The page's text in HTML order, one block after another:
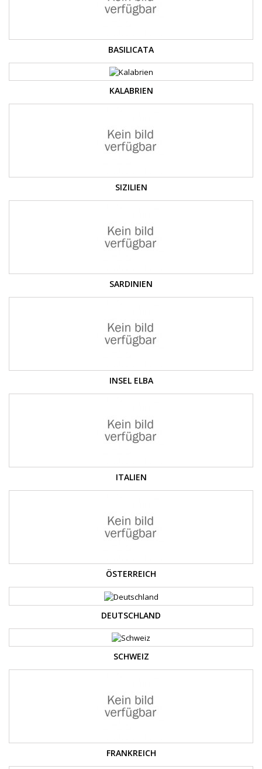
BASILICATA
KALABRIEN
SIZILIEN
SARDINIEN
INSEL ELBA
ITALIEN
ÖSTERREICH
DEUTSCHLAND
SCHWEIZ
FRANKREICH